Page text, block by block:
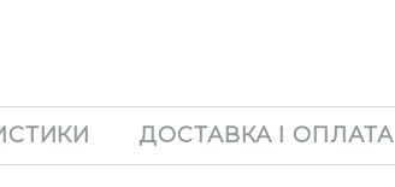
ДОСТАВКА І ОПЛАТА